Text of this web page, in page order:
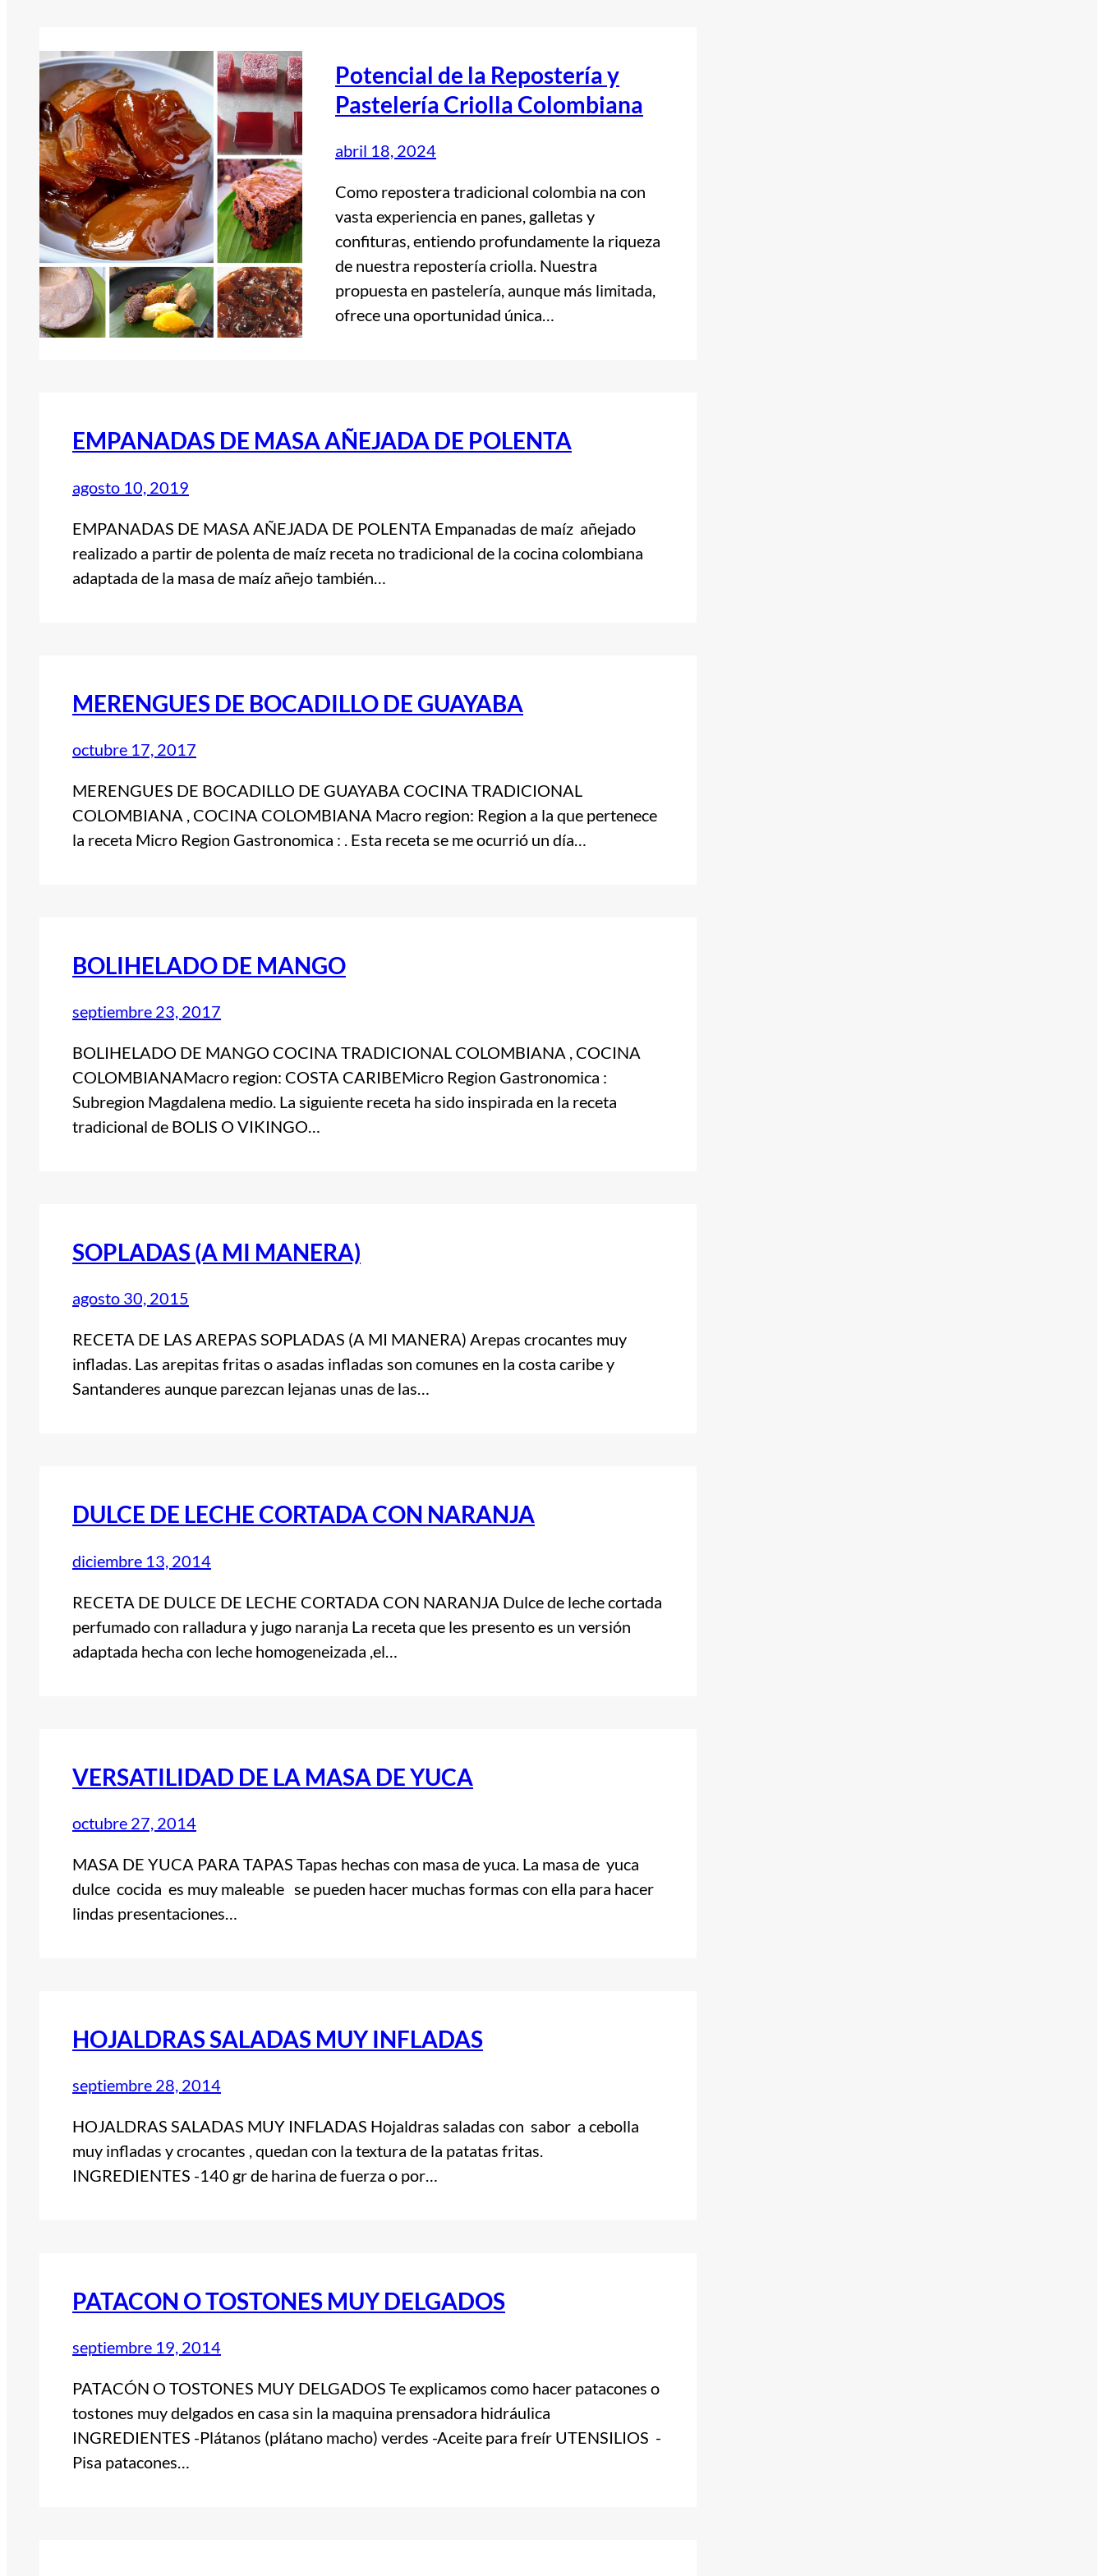
Potencial de la Repostería y
Pastelería Criolla Colombiana
abril 18, 2024
Como repostera tradicional colombia na con
vasta experiencia en panes, galletas y
confituras, entiendo profundamente la riqueza
de nuestra repostería criolla. Nuestra
propuesta en pastelería, aunque más limitada,
ofrece una oportunidad única…
EMPANADAS DE MASA AÑEJADA DE POLENTA
agosto 10, 2019
EMPANADAS DE MASA AÑEJADA DE POLENTA Empanadas de maíz añejado
realizado a partir de polenta de maíz receta no tradicional de la cocina colombiana
adaptada de la masa de maíz añejo también…
MERENGUES DE BOCADILLO DE GUAYABA
octubre 17, 2017
MERENGUES DE BOCADILLO DE GUAYABA COCINA TRADICIONAL
COLOMBIANA , COCINA COLOMBIANA Macro region: Region a la que pertenece
la receta Micro Region Gastronomica : . Esta receta se me ocurrió un día…
BOLIHELADO DE MANGO
septiembre 23, 2017
BOLIHELADO DE MANGO COCINA TRADICIONAL COLOMBIANA , COCINA
COLOMBIANAMacro region: COSTA CARIBEMicro Region Gastronomica :
Subregion Magdalena medio. La siguiente receta ha sido inspirada en la receta
tradicional de BOLIS O VIKINGO…
SOPLADAS (A MI MANERA)
agosto 30, 2015
RECETA DE LAS AREPAS SOPLADAS (A MI MANERA) Arepas crocantes muy
infladas. Las arepitas fritas o asadas infladas son comunes en la costa caribe y
Santanderes aunque parezcan lejanas unas de las…
DULCE DE LECHE CORTADA CON NARANJA
diciembre 13, 2014
RECETA DE DULCE DE LECHE CORTADA CON NARANJA Dulce de leche cortada
perfumado con ralladura y jugo naranja La receta que les presento es un versión
adaptada hecha con leche homogeneizada ,el…
VERSATILIDAD DE LA MASA DE YUCA
octubre 27, 2014
MASA DE YUCA PARA TAPAS Tapas hechas con masa de yuca. La masa de yuca
dulce cocida es muy maleable se pueden hacer muchas formas con ella para hacer
lindas presentaciones…
HOJALDRAS SALADAS MUY INFLADAS
septiembre 28, 2014
HOJALDRAS SALADAS MUY INFLADAS Hojaldras saladas con sabor a cebolla
muy infladas y crocantes , quedan con la textura de la patatas fritas.
INGREDIENTES -140 gr de harina de fuerza o por…
PATACON O TOSTONES MUY DELGADOS
septiembre 19, 2014
PATACÓN O TOSTONES MUY DELGADOS Te explicamos como hacer patacones o
tostones muy delgados en casa sin la maquina prensadora hidráulica
INGREDIENTES -Plátanos (plátano macho) verdes -Aceite para freír UTENSILIOS -
Pisa patacones…